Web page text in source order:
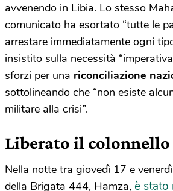
avvenendo in Libia. Lo stesso
comunicato ha esortato “tutte le
arrestare immediatamente ogni
insistito sulla necessità
sforzi per una riconciliazione
sottolineando che “non esiste
militare alla crisi”.
Liberato il colonnello
Nella notte tra giovedì 17 e
della Brigata 444, Hamza, è stato